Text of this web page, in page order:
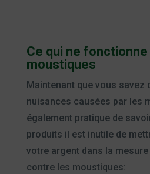
Ce qui ne
moustiques
Maintenant que vous savez
nuisances causées par les
également pratique de
produits il est inutile de
votre argent dans la mesure
contre les moustiques: